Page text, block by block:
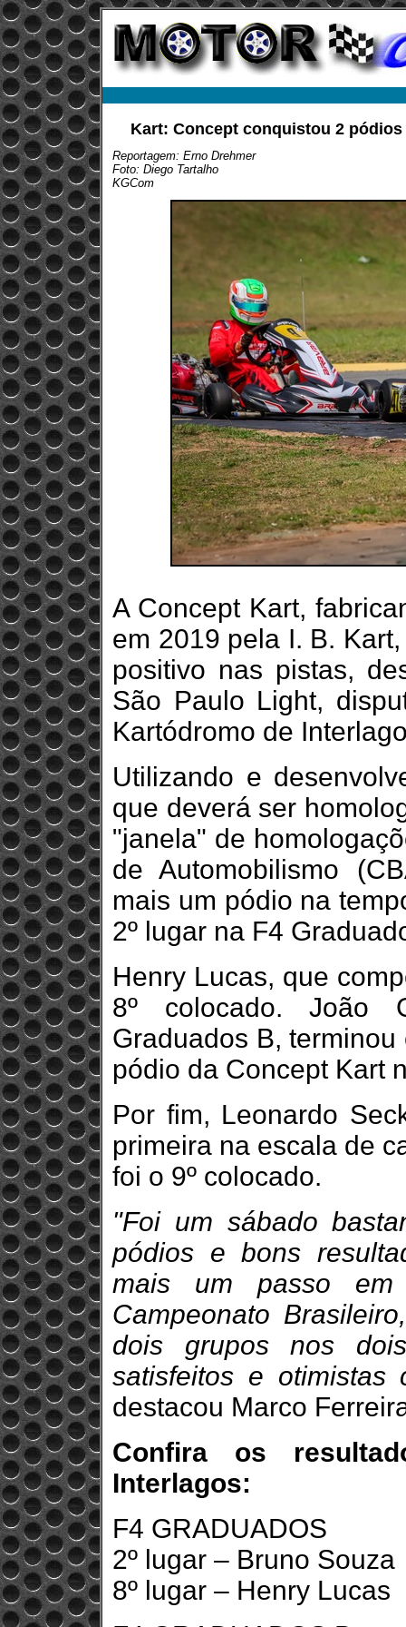
Kart: Concept conquistou 2
Reportagem: Erno Drehmer
Foto: Diego Tartalho
KGCom
A Concept Kart,
em 2019 pela I. B.
positivo nas pistas,
São Paulo Light,
Kartódromo de
Utilizando e
que deverá ser
"janela" de
de Automobilismo
mais um pódio na
2º lugar na F4
Henry Lucas, que
8º colocado. João
Graduados B,
pódio da Concept Kart
Por fim, Leonardo
primeira na escala de
foi o 9º colocado.
"Foi um sábado
pódios e bons
mais um passo em
Campeonato
dois grupos nos
satisfeitos e
destacou Marco
Confira os
Interlagos:
F4 GRADUADOS
2º lugar – Bruno Souza
8º lugar – Henry Lucas